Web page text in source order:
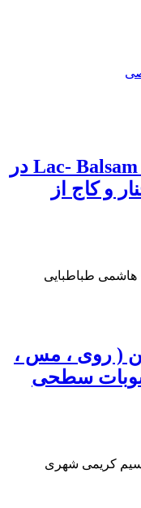
بررسی آثار ماده لاک بالزام Lac- Balsam در
و کاج از
هاشمی طباطبایی
( روی ، مس ،
سطحی
کریمی شهری